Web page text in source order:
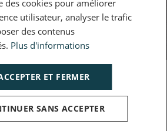
1kg500
TTC
des cookies pour améliorer
utilisateur, analyser le trafic
des contenus
Plus d'informations
ET FERMER
SANS ACCEPTER